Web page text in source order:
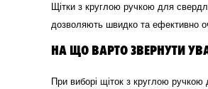
Щітки з круглою ручкою для
дозволяють швидко та ефективно
НА ЩО ВАРТО ЗВЕРНУТИ
При виборі щіток з круглою